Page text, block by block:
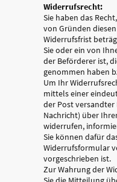
Widerrufsrecht:
Sie haben das
von Gründen
Widerrufsfrist
Sie oder ein von
der Beförderer ist,
genommen haben
Um Ihr
mittels einer
der Post versandter
Nachricht) über
widerrufen,
Sie können dafür
Widerrufsformular
vorgeschrieben ist.
Zur Wahrung der